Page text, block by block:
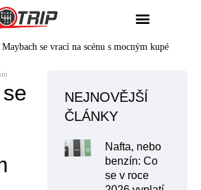
Maybach se vrací na scénu s mocným kupé
NEJNOVĚJŠÍ
ČLÁNKY
Nafta, nebo
benzín: Co
se v roce